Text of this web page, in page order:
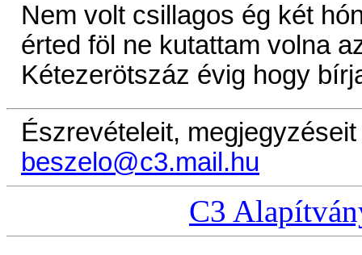
Nem volt csillagos ég két
érted föl ne kutattam volna
Kétezerötszáz évig hogy
Észrevételeit,
beszelo@c3.mail.hu
C3